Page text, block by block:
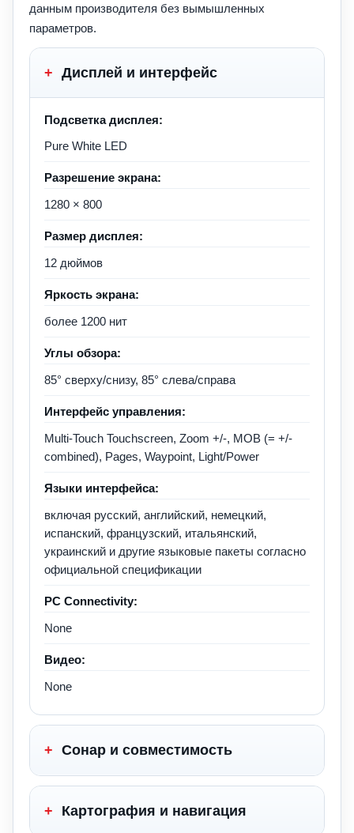
данным производителя без вымышленных
параметров.
+ Дисплей и интерфейс
Подсветка дисплея:
Pure White LED
Разрешение экрана:
1280 × 800
Размер дисплея:
12 дюймов
Яркость экрана:
более 1200 нит
Углы обзора:
85° сверху/снизу, 85° слева/справа
Интерфейс управления:
Multi-Touch Touchscreen, Zoom +/-, MOB (= +/-
combined), Pages, Waypoint, Light/Power
Языки интерфейса:
включая русский, английский, немецкий,
испанский, французский, итальянский,
украинский и другие языковые пакеты согласно
официальной спецификации
PC Connectivity:
None
Видео:
None
+ Сонар и совместимость
+ Картография и навигация